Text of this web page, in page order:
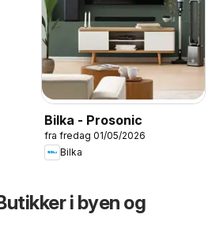
Bilka - Prosonic
fra fredag 01/05/2026
Bilka
i byen og